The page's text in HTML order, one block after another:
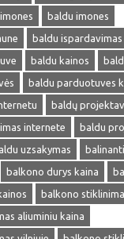
baldu imones
baldu ispardavimas
baldu kainos
baldu parduotuves
baldų
internete
baldu
uzsakymas
balkono durys kaina
balkono
aliuminiu kaina